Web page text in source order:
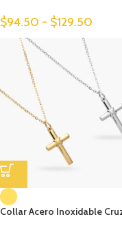
$94.50 - $129.50
Collar Acero Inoxidable